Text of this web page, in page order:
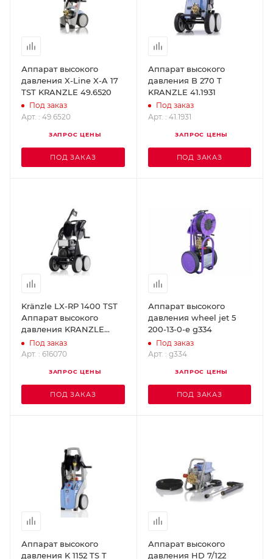
Аппарат высокого
давления X-Line X-A 17
TST KRANZLE 49.6520
Под заказ
Арт. : 49.6520
ЗАПРОС ЦЕНЫ
ПОД ЗАКАЗ
Аппарат высокого
давления B 270 T
KRANZLE 41.1931
Под заказ
Арт. : 41.1931
ЗАПРОС ЦЕНЫ
ПОД ЗАКАЗ
Kränzle LX-RP 1400 TST
Аппарат высокого
давления KRANZLE
616070
Под заказ
Арт. : 616070
ЗАПРОС ЦЕНЫ
ПОД ЗАКАЗ
Аппарат высокого
давления wheel jet 5
200-13-0-e g334
Под заказ
Арт. : g334
ЗАПРОС ЦЕНЫ
ПОД ЗАКАЗ
Аппарат высокого
давления K 1152 TS T
Аппарат высокого
давления HD 7/122